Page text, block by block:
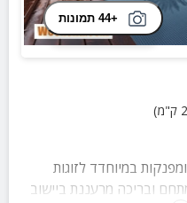
+44 תמונות
במיוחדד לזוגות
ובריכה מרעננת ביישוב